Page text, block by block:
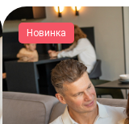
Новинка